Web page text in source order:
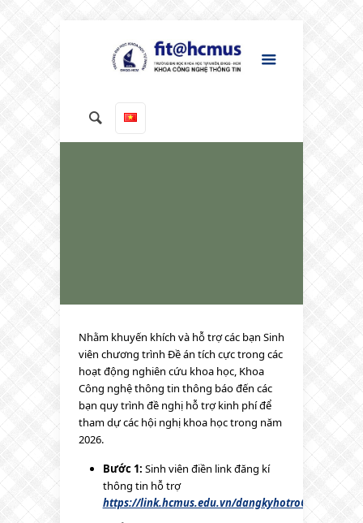
Nhằm khuyến khích và hỗ trợ các bạn Sinh
viên chương trình Đề án tích cực trong các
hoạt động nghiên cứu khoa học, Khoa
Công nghệ thông tin thông báo đến các
bạn quy trình đề nghị hỗ trợ kinh phí để
tham dự các hội nghị khoa học trong năm
2026.
Bước 1: Sinh viên điền link đăng kí
thông tin hỗ trợ
https://link.hcmus.edu.vn/dangkyhotroCBKH